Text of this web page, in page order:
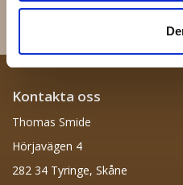
Info Köp
Kontakta oss
Thomas Smide
Hörjavägen 4
282 34 Tyringe, Skåne